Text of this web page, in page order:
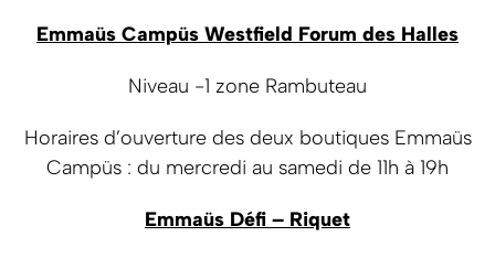
Emmaüs Campüs Westfield Forum des Halles
Niveau -1 zone Rambuteau
Horaires d’ouverture des deux boutiques Emmaüs
Campüs : du mercredi au samedi de 11h à 19h
Emmaüs Défi – Riquet